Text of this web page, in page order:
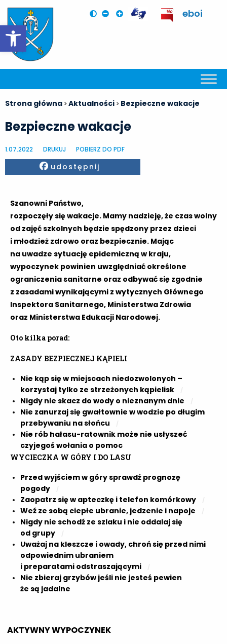
Otwórz pasek narzędzi
eboi
Strona główna >Aktualności > Bezpieczne wakacje
Bezpieczne wakacje
1.07.2022 DRUKUJ POBIERZ DO PDF
Facebook
udostępnij
Szanowni Państwo,
rozpoczęły się wakacje. Mamy nadzieję, że czas wolny
od zajęć szkolnych będzie spędzony przez dzieci
i młodzież zdrowo oraz bezpiecznie. Mając
na uwadze sytuację epidemiczną w kraju,
wypoczynek powinien uwzględniać określone
ograniczenia sanitarne oraz odbywać się zgodnie
z zasadami wynikającymi z wytycznych Głównego
Inspektora Sanitarnego, Ministerstwa Zdrowia
oraz Ministerstwa Edukacji Narodowej.
Oto kilka porad:
ZASADY BEZPIECZNEJ KĄPIELI
Nie kąp się w miejscach niedozwolonych –
korzystaj tylko ze strzeżonych kąpielisk
Nigdy nie skacz do wody o nieznanym dnie
Nie zanurzaj się gwałtownie w wodzie po długim
przebywaniu na słońcu
Nie rób hałasu-ratownik może nie usłyszeć
czyjegoś wołania o pomoc
WYCIECZKA W GÓRY I DO LASU
Przed wyjściem w góry sprawdź prognozę
pogody
Zaopatrz się w apteczkę i telefon komórkowy
Weź ze sobą ciepłe ubranie, jedzenie i napoje
Nigdy nie schodź ze szlaku i nie oddalaj się
od grupy
Uważaj na kleszcze i owady, chroń się przed nimi
odpowiednim ubraniem
i preparatami odstraszającymi
Nie zbieraj grzybów jeśli nie jesteś pewien
że są jadalne
AKTYWNY WYPOCZYNEK